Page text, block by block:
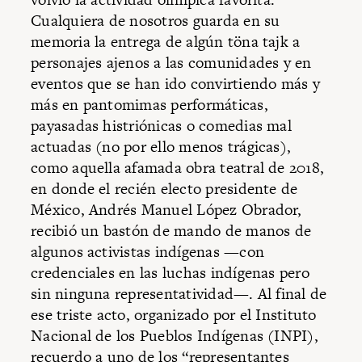
Cualquiera de nosotros guarda en su
memoria la entrega de algún töna tajk a
personajes ajenos a las comunidades y en
eventos que se han ido convirtiendo más y
más en pantomimas performáticas,
payasadas histriónicas o comedias mal
actuadas (no por ello menos trágicas),
como aquella afamada obra teatral de 2018,
en donde el recién electo presidente de
México, Andrés Manuel López Obrador,
recibió un bastón de mando de manos de
algunos activistas indígenas —con
credenciales en las luchas indígenas pero
sin ninguna representatividad—. Al final de
ese triste acto, organizado por el Instituto
Nacional de los Pueblos Indígenas (INPI),
recuerdo a uno de los “representantes